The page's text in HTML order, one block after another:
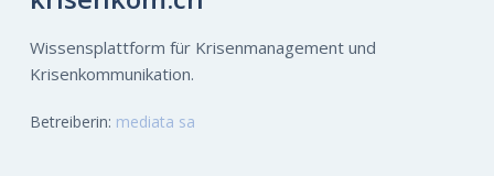
Wissensplattform für Krisenmanagement und
Krisenkommunikation.
Betreiberin: mediata sa